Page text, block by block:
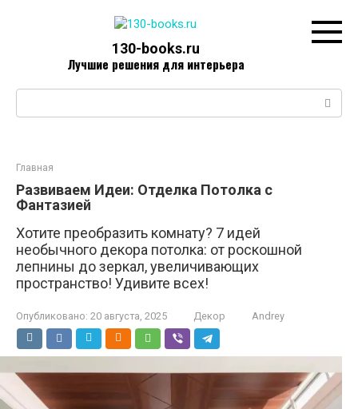
130-books.ru
Лучшие решения для интерьера
Главная
Развиваем Идеи: Отделка Потолка с
Фантазией
Хотите преобразить комнату? 7 идей
необычного декора потолка: от роскошной
лепнины до зеркал, увеличивающих
пространство! Удивите всех!
Опубликовано: 20 августа, 2025 Декор Andrey